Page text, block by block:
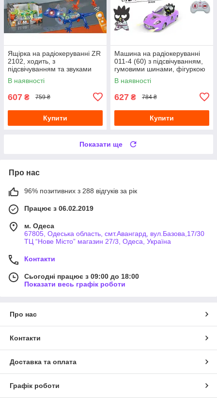
Ящірка на радіокеруванні ZR
2102, ходить, з
підсвічуванням та звуками
В наявності
607 ₴ 759 ₴
Купити
Машина на радіокеруванні
011-4 (60) з підсвічуванням,
гумовими шинами, фігуркою
героя
В наявності
627 ₴ 784 ₴
Купити
Показати ще
Про нас
96% позитивних з 288 відгуків за рік
Працює з 06.02.2019
м. Одеса
67805, Одеська область, смт.Авангард, вул.Базова,17/30
ТЦ “Нове Місто” магазин 27/3, Одеса, Україна
Контакти
Сьогодні працює з 09:00 до 18:00
Показати весь графік роботи
Про нас
Контакти
Доставка та оплата
Графік роботи